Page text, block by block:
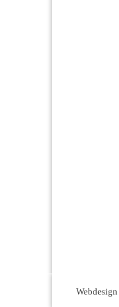
Webdesign